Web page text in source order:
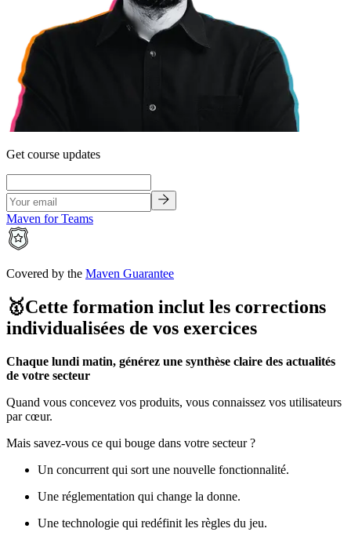
Get course updates
Maven for Teams
Covered by the Maven Guarantee
🥇Cette formation inclut les corrections
individualisées de vos exercices
Chaque lundi matin, générez une synthèse claire des actualités
de votre secteur
Quand vous concevez vos produits, vous connaissez vos utilisateurs
par cœur.
Mais savez-vous ce qui bouge dans votre secteur ?
Un concurrent qui sort une nouvelle fonctionnalité.
Une réglementation qui change la donne.
Une technologie qui redéfinit les règles du jeu.